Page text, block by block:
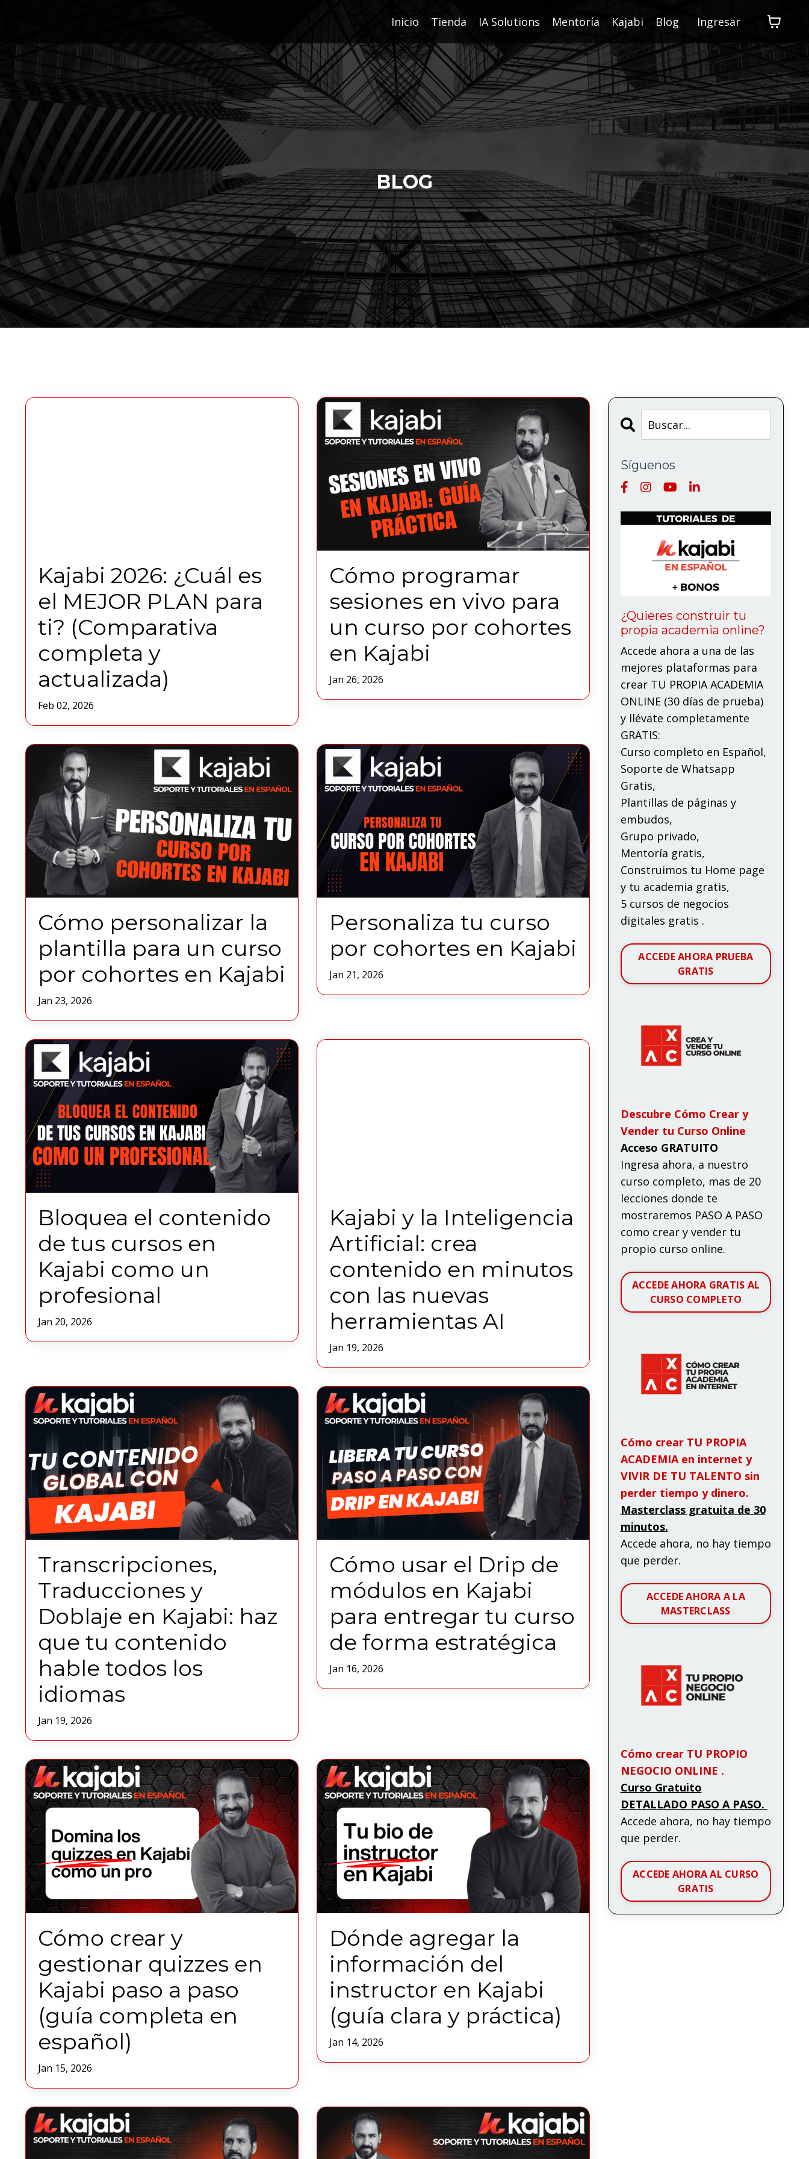
Inicio Tienda IA Solutions Mentoría Kajabi Blog Ingresar
BLOG
Kajabi 2026: ¿Cuál es
el MEJOR PLAN para
ti? (Comparativa
completa y
actualizada)
Feb 02, 2026
Cómo programar
sesiones en vivo para
un curso por cohortes
en Kajabi
Jan 26, 2026
Cómo personalizar la
plantilla para un curso
por cohortes en Kajabi
Jan 23, 2026
Personaliza tu curso
por cohortes en Kajabi
Jan 21, 2026
Bloquea el contenido
de tus cursos en
Kajabi como un
profesional
Jan 20, 2026
Kajabi y la Inteligencia
Artificial: crea
contenido en minutos
con las nuevas
herramientas AI
Jan 19, 2026
Transcripciones,
Traducciones y
Doblaje en Kajabi: haz
que tu contenido
hable todos los
idiomas
Jan 19, 2026
Cómo usar el Drip de
módulos en Kajabi
para entregar tu curso
de forma estratégica
Jan 16, 2026
Cómo crear y
gestionar quizzes en
Kajabi paso a paso
(guía completa en
español)
Jan 15, 2026
Dónde agregar la
información del
instructor en Kajabi
(guía clara y práctica)
Jan 14, 2026
Síguenos
¿Quieres construir tu
propia academia online?
Accede ahora a una de las
mejores plataformas para
crear TU PROPIA ACADEMIA
ONLINE (30 días de prueba)
y llévate completamente
GRATIS:
Curso completo en Español,
Soporte de Whatsapp
Gratis,
Plantillas de páginas y
embudos,
Grupo privado,
Mentoría gratis,
Construimos tu Home page
y tu academia gratis,
5 cursos de negocios
digitales gratis .
ACCEDE AHORA PRUEBA
GRATIS
Descubre Cómo Crear y
Vender tu Curso Online
Acceso GRATUITO
Ingresa ahora, a nuestro
curso completo, mas de 20
lecciones donde te
mostraremos PASO A PASO
como crear y vender tu
propio curso online.
ACCEDE AHORA GRATIS AL
CURSO COMPLETO
Cómo crear TU PROPIA
ACADEMIA en internet y
VIVIR DE TU TALENTO sin
perder tiempo y dinero.
Masterclass gratuita de 30
minutos.
Accede ahora, no hay tiempo
que perder.
ACCEDE AHORA A LA
MASTERCLASS
Cómo crear TU PROPIO
NEGOCIO ONLINE .
Curso Gratuito
DETALLADO PASO A PASO.
Accede ahora, no hay tiempo
que perder.
ACCEDE AHORA AL CURSO
GRATIS